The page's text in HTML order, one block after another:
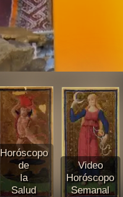
Horóscopo
de
la
Salud
Video
Horóscopo
Semanal